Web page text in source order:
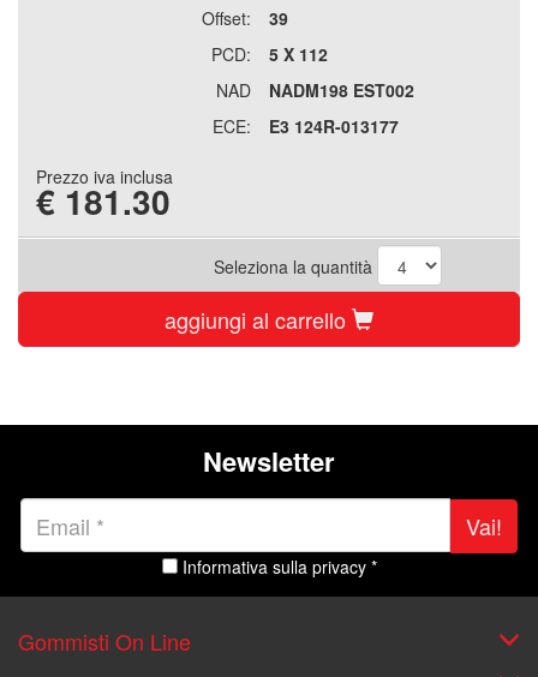
Offset:
39
PCD:
5 X 112
NAD
NADM198 EST002
ECE:
E3 124R-013177
Prezzo iva inclusa
€ 181.30
Seleziona la quantità
aggiungi al carrello
Newsletter
Vai!
Informativa sulla privacy *
Gommisti On Line